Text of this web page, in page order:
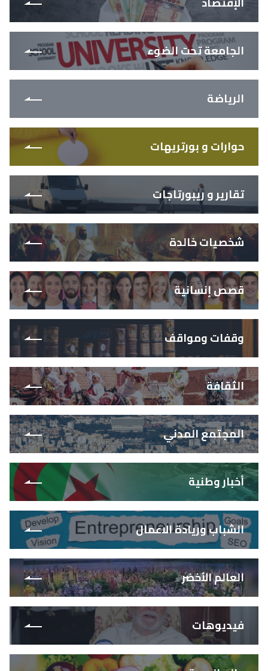
الجامعة تحت الضوء
الرياضة
حوارات و بورتريهات
تقارير و ريبورتاجات
شخصيات خالدة
قصص إنسانية
وقفات ومواقف
الثقافة
المجتمع المدني
أخبار وطنية
الشباب وريادة الاعمال
العالم الأخضر
فيديوهات